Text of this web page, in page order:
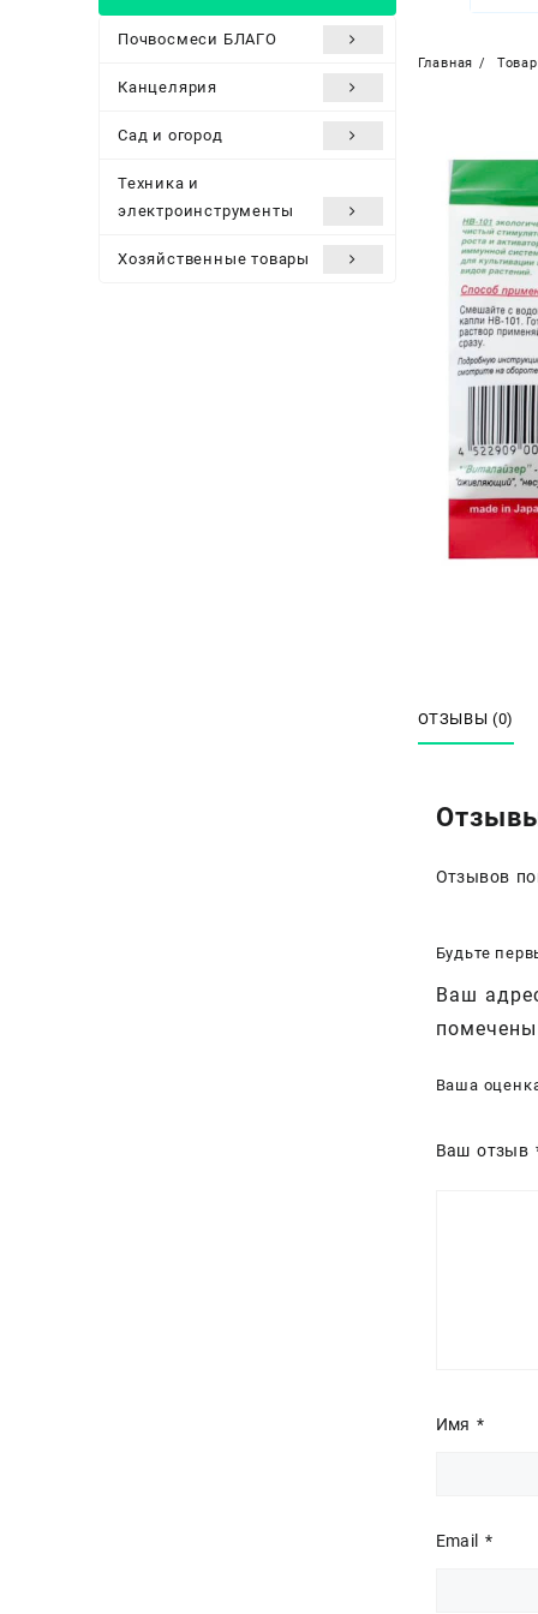
Почвосмеси БЛАГО
Канцелярия
Сад и огород
Техника и
электроинструменты
Хозяйственные товары
Главная
ОТЗЫВЫ (0)
Отзывов
Будьте
Ваш
Ваша
Ваш отзыв
Имя*
Email *